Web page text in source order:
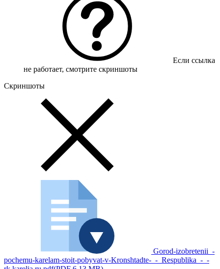
Если ссылка
не работает, смотрите скриншоты
Скриншоты
Gorod-izobretenii_-
pochemu-karelam-stoit-pobyvat-v-Kronshtadte-_-_Respublika_-_-